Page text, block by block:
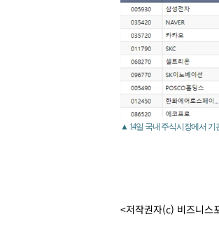
▲ 14일 국내 주식시장에서
<저작권자(c) 비즈니스